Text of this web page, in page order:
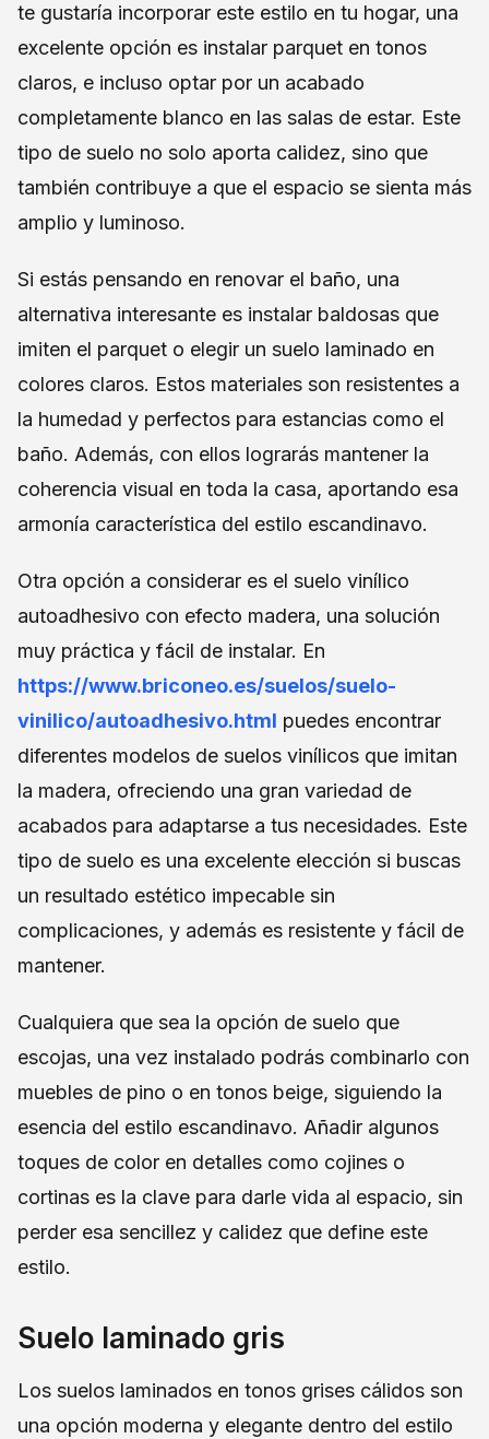
te gustaría incorporar este estilo en tu hogar, una
excelente opción es instalar parquet en tonos
claros, e incluso optar por un acabado
completamente blanco en las salas de estar. Este
tipo de suelo no solo aporta calidez, sino que
también contribuye a que el espacio se sienta más
amplio y luminoso.
Si estás pensando en renovar el baño, una
alternativa interesante es instalar baldosas que
imiten el parquet o elegir un suelo laminado en
colores claros. Estos materiales son resistentes a
la humedad y perfectos para estancias como el
baño. Además, con ellos lograrás mantener la
coherencia visual en toda la casa, aportando esa
armonía característica del estilo escandinavo.
Otra opción a considerar es el suelo vinílico
autoadhesivo con efecto madera, una solución
muy práctica y fácil de instalar. En
https://www.briconeo.es/suelos/suelo-
vinilico/autoadhesivo.html puedes encontrar
diferentes modelos de suelos vinílicos que imitan
la madera, ofreciendo una gran variedad de
acabados para adaptarse a tus necesidades. Este
tipo de suelo es una excelente elección si buscas
un resultado estético impecable sin
complicaciones, y además es resistente y fácil de
mantener.
Cualquiera que sea la opción de suelo que
escojas, una vez instalado podrás combinarlo con
muebles de pino o en tonos beige, siguiendo la
esencia del estilo escandinavo. Añadir algunos
toques de color en detalles como cojines o
cortinas es la clave para darle vida al espacio, sin
perder esa sencillez y calidez que define este
estilo.
Suelo laminado gris
Los suelos laminados en tonos grises cálidos son
una opción moderna y elegante dentro del estilo